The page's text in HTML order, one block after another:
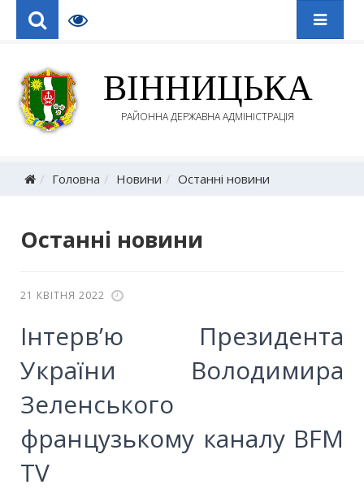
ВІННИЦЬКА
РАЙОННА ДЕРЖАВНА АДМІНІСТРАЦІЯ
Головна Новини Останні новини
Останні новини
21 КВІТНЯ 2022
Інтерв’ю Президента
України Володимира
Зеленського
французькому каналу BFM
TV